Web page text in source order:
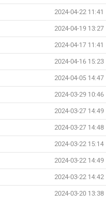
2024-04-22 11:41
2024-04-19 13:27
2024-04-17 11:41
2024-04-16 15:23
2024-04-05 14:47
2024-03-29 10:46
2024-03-27 14:49
2024-03-27 14:48
2024-03-22 15:14
2024-03-22 14:49
2024-03-22 14:42
2024-03-20 13:38